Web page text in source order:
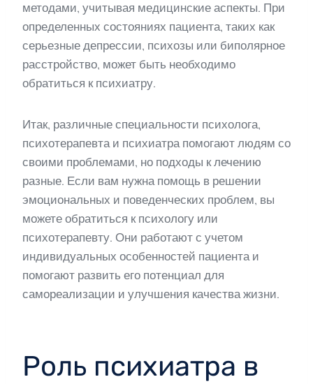
методами, учитывая медицинские аспекты. При
определенных состояниях пациента, таких как
серьезные депрессии, психозы или биполярное
расстройство, может быть необходимо
обратиться к психиатру.
Итак, различные специальности психолога,
психотерапевта и психиатра помогают людям со
своими проблемами, но подходы к лечению
разные. Если вам нужна помощь в решении
эмоциональных и поведенческих проблем, вы
можете обратиться к психологу или
психотерапевту. Они работают с учетом
индивидуальных особенностей пациента и
помогают развить его потенциал для
самореализации и улучшения качества жизни.
Роль психиатра в